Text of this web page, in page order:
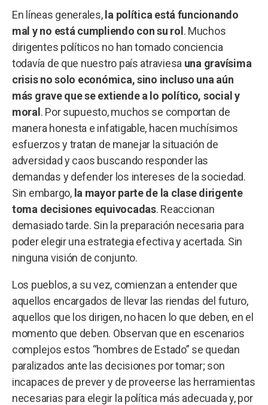
En líneas generales, la política está funcionando
mal y no está cumpliendo con su rol . Muchos
dirigentes políticos no han tomado conciencia
todavía de que nuestro país atraviesa una gravísima
crisis no solo económica, sino incluso una aún
más grave que se extiende a lo político, social y
moral . Por supuesto, muchos se comportan de
manera honesta e infatigable, hacen muchísimos
esfuerzos y tratan de manejar la situación de
adversidad y caos buscando responder las
demandas y defender los intereses de la sociedad.
Sin embargo, la mayor parte de la clase dirigente
toma decisiones equivocadas. Reaccionan
demasiado tarde. Sin la preparación necesaria para
poder elegir una estrategia efectiva y acertada. Sin
ninguna visión de conjunto.
Los pueblos, a su vez, comienzan a entender que
aquellos encargados de llevar las riendas del futuro,
aquellos que los dirigen, no hacen lo que deben, en el
momento que deben. Observan que en escenarios
complejos estos “hombres de Estado” se quedan
paralizados ante las decisiones por tomar; son
incapaces de prever y de proveerse las herramientas
necesarias para elegir la política más adecuada y, por